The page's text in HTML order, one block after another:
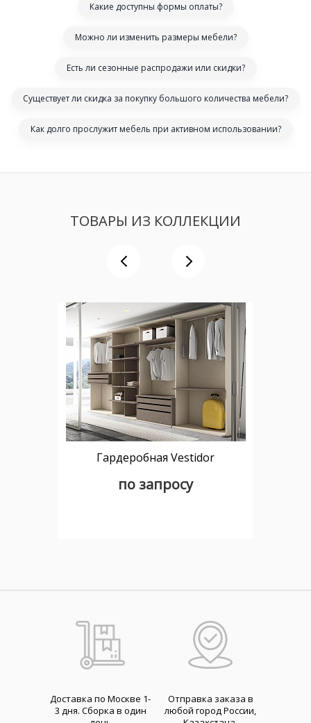
Какие доступны формы оплаты?
Можно ли изменить размеры мебели?
Есть ли сезонные распродажи или скидки?
Существует ли скидка за покупку большого количества мебели?
Как долго прослужит мебель при активном использовании?
ТОВАРЫ ИЗ КОЛЛЕКЦИИ
Гардеробная Vestidor
по запросу
Доставка по Москве 1-
3 дня. Cборка в один
Отправка заказа в
любой город России,